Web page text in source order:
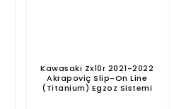
Kawasaki Zx10r 2021-2022
Akrapoviç Slip-On Line
(Titanium) Egzoz Sistemi